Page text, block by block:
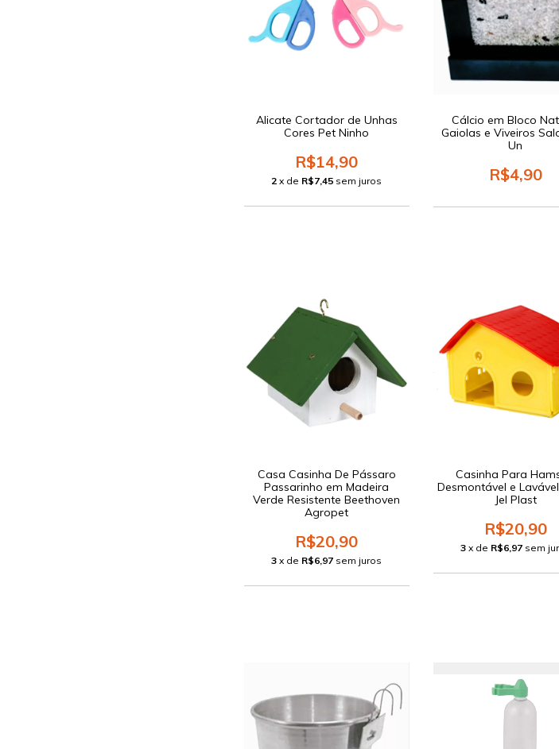
Alicate Cortador de Unhas
Cores Pet Ninho
R$14,90
2 x de R$7,45 sem juros
Cálcio em Bloco
Gaiolas e Viveiros
Un
R$4,90
Casa Casinha De Pássaro
Passarinho em Madeira
Verde Resistente Beethoven
Agropet
R$20,90
3 x de R$6,97 sem juros
Casinha Para
Desmontável e
Jel Plast
R$20,90
3 x de R$6,97 sem